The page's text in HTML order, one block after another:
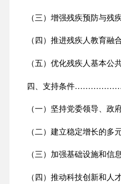
（三）增强残疾预防
（四）推进残疾人
（五）优化残疾人
四、支持条件
（一）坚持党委领
（二）建立稳定增
（三）加强基础设
（四）推动科技创